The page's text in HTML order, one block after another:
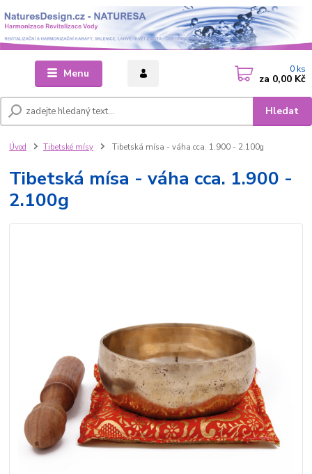
Menu
Hledat
0 ks
za 0,00 Kč
Úvod Tibetské mísy Tibetská mísa - váha cca. 1.900 - 2.100g
Tibetská mísa - váha cca. 1.900 -
2.100g